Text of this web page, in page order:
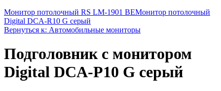
Монитор потолочный RS LM-1901 BEМонитор потолочный
Digital DCA-R10 G серый
Вернуться к: Автомобильные мониторы
Подголовник с монитором
Digital DCA-P10 G серый